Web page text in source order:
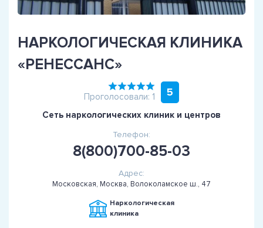
НАРКОЛОГИЧЕСКАЯ КЛИНИКА
«РЕНЕССАНС»
Проголосовали: 1 5
Сеть наркологических клиник и центров
Телефон:
8(800)700-85-03
Адрес:
Московская, Москва, Волоколамское ш., 47
Наркологическая
клиника